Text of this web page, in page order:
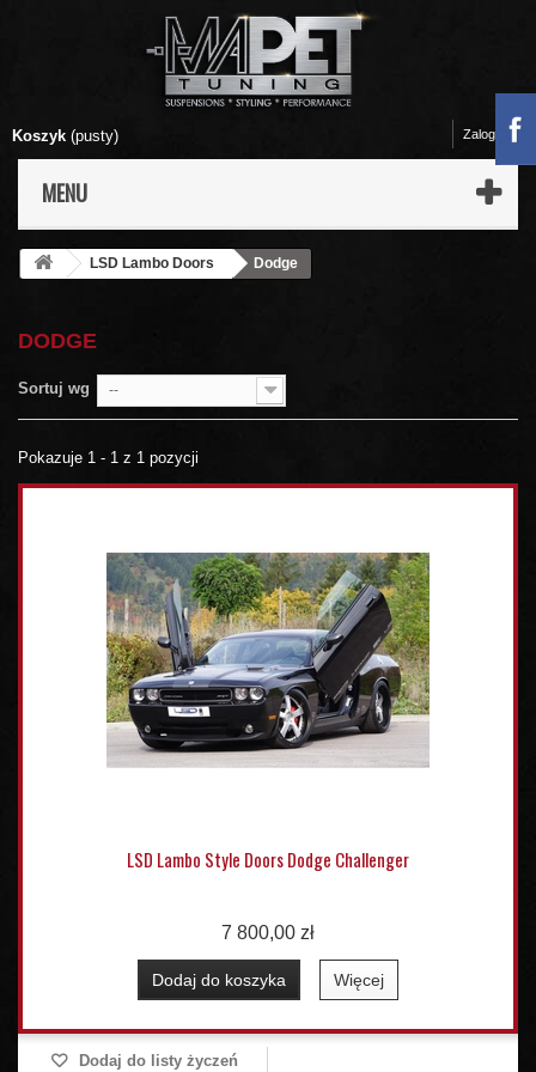
Koszyk (pusty)
MENU
Zaloguj się
LSD Lambo Doors Dodge
DODGE
Sortuj wg --
Pokazuje 1 - 1 z 1 pozycji
LSD Lambo Style Doors Dodge Challenger
7 800,00 zł
Dodaj do koszyka Więcej
Dodaj do listy życzeń